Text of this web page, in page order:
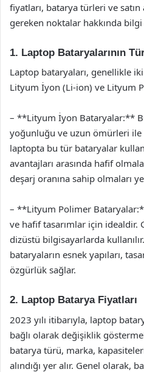
fiyatları, batarya türleri ve
gereken noktalar hakkında bilgi
1. Laptop Bataryalarının
Laptop bataryaları, genellikle iki
Lityum İyon (Li-ion) ve Lityum
– **Lityum İyon Bataryalar:**
yoğunluğu ve uzun ömürleri
laptopta bu tür bataryalar
avantajları arasında hafif
deşarj oranına sahip olmaları
– **Lityum Polimer
ve hafif tasarımlar için idealdir.
dizüstü bilgisayarlarda
bataryaların esnek yapıları,
özgürlük sağlar.
2. Laptop Batarya Fiyatları
2023 yılı itibarıyla, laptop
bağlı olarak değişiklik
batarya türü, marka,
alındığı yer alır. Genel olarak,